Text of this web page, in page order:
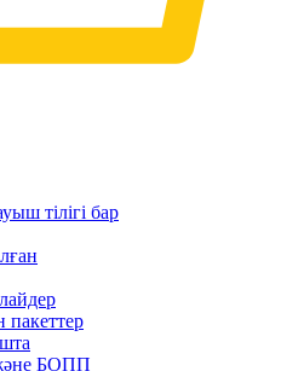
тілігі бар
пакеттер
БОПП